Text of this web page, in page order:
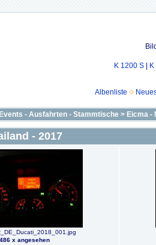
K 1200 S
Albenliste
- Ausfahrten - Stammtische > Eicma -
- 2017
486 x angesehen